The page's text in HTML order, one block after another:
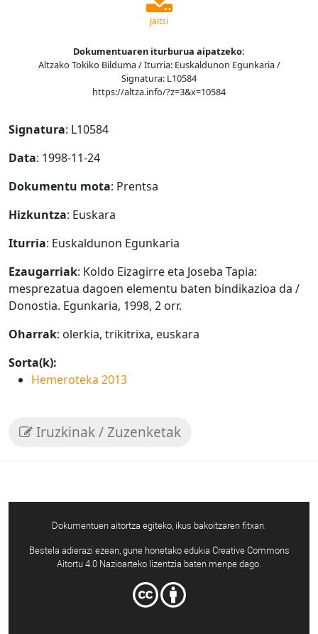
Jaitsi
Dokumentuaren iturburua aipatzeko:
Altzako Tokiko Bilduma / Iturria: Euskaldunon Egunkaria /
Signatura: L10584
https://altza.info/?z=3&x=10584
Signatura: L10584
Data: 1998-11-24
Dokumentu mota: Prentsa
Hizkuntza: Euskara
Iturria: Euskaldunon Egunkaria
Ezaugarriak: Koldo Eizagirre eta Joseba Tapia:
mesprezatua dagoen elementu baten bindikazioa da /
Donostia. Egunkaria, 1998, 2 orr.
Oharrak: olerkia, trikitrixa, euskara
Sorta(k):
Hemeroteka 2013
Iruzkinak / Zuzenketak
Dokumentuen aitortza egiteko, ikus bakoitzaren fitxan.
Bestela adierazi ezean, gune honetako edukia Creative Commons
Aitortu 4.0 Nazioarteko lizentzia baten menpe dago.